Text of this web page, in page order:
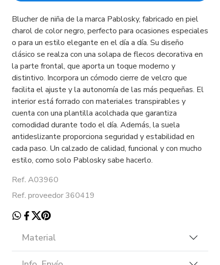
Blucher de niña de la marca Pablosky, fabricado en piel
charol de color negro, perfecto para ocasiones especiales
o para un estilo elegante en el día a día. Su diseño
clásico se realza con una solapa de flecos decorativa en
la parte frontal, que aporta un toque moderno y
distintivo. Incorpora un cómodo cierre de velcro que
facilita el ajuste y la autonomía de las más pequeñas. El
interior está forrado con materiales transpirables y
cuenta con una plantilla acolchada que garantiza
comodidad durante todo el día. Además, la suela
antideslizante proporciona seguridad y estabilidad en
cada paso. Un calzado de calidad, funcional y con mucho
estilo, como solo Pablosky sabe hacerlo.
Ref. A03960
Ref. proveedor 360419
Material